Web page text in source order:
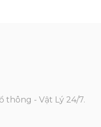
thông - Vật Lý 24/7.